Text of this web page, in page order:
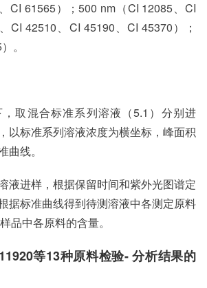
CI 61565）；500 nm（CI 12085、CI
CI 42510、CI 45190、CI 45370）；
。
，取混合标准系列溶液（5.1）分别进
以标准系列溶液浓度为横坐标，峰面积
曲线。
液进样，根据保留时间和紫外光图谱定
据标准曲线得到待测溶液中各测定原料
品中各原料的含量。
等13种原料检验- 分析结果的